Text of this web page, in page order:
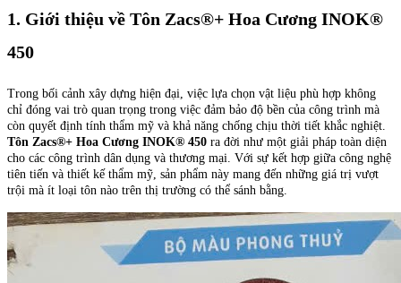
1. Giới thiệu về Tôn Zacs®+ Hoa Cương INOK®
450
Trong bối cảnh xây dựng hiện đại, việc lựa chọn vật liệu phù hợp không
chỉ đóng vai trò quan trọng trong việc đảm bảo độ bền của công trình mà
còn quyết định tính thẩm mỹ và khả năng chống chịu thời tiết khắc nghiệt.
Tôn Zacs®+ Hoa Cương INOK® 450 ra đời như một giải pháp toàn diện
cho các công trình dân dụng và thương mại. Với sự kết hợp giữa công nghệ
tiên tiến và thiết kế thẩm mỹ, sản phẩm này mang đến những giá trị vượt
trội mà ít loại tôn nào trên thị trường có thể sánh bằng.